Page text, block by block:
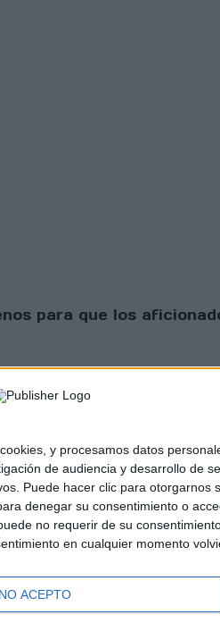
y procesamos datos
de audiencia y desarrollo de
Puede hacer clic para
denegar su consentimiento o
no requerir de su
en cualquier momento
NO ACEPTO
para que los
|Aviso legal y política